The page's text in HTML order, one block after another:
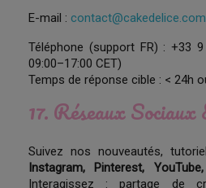
E-mail : contact@cakedelice.com
Téléphone (support FR) : +33
09:00–17:00 CET)
Temps de réponse cible : < 24h
17. Réseaux
Suivez nos nouveautés,
Instagram, Pinterest,
Interagissez : partage de